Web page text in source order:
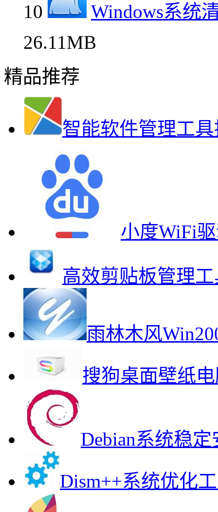
10
Windows系统
26.11MB
精品推荐
智能软件管理工
小度WiFi
高效剪贴板管理
雨林木风
搜狗桌面壁纸
Debian系统稳
Dism++系统优化